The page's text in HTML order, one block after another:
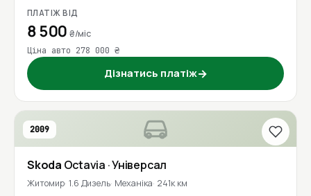
ПЛАТІЖ ВІД
8 500₴/міс
Ціна авто 278 000 ₴
Дізнатись платіж→
2009
Skoda Octavia · Універсал
Житомир 1.6 Дизель Механіка 241к км